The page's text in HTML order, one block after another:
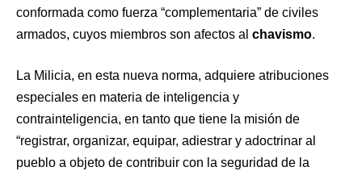
conformada como fuerza “complementaria” de civiles
armados, cuyos miembros son afectos al chavismo.
La Milicia, en esta nueva norma, adquiere atribuciones
especiales en materia de inteligencia y
contrainteligencia, en tanto que tiene la misión de
“registrar, organizar, equipar, adiestrar y adoctrinar al
pueblo a objeto de contribuir con la seguridad de la